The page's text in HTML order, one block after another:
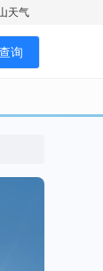
天气
询